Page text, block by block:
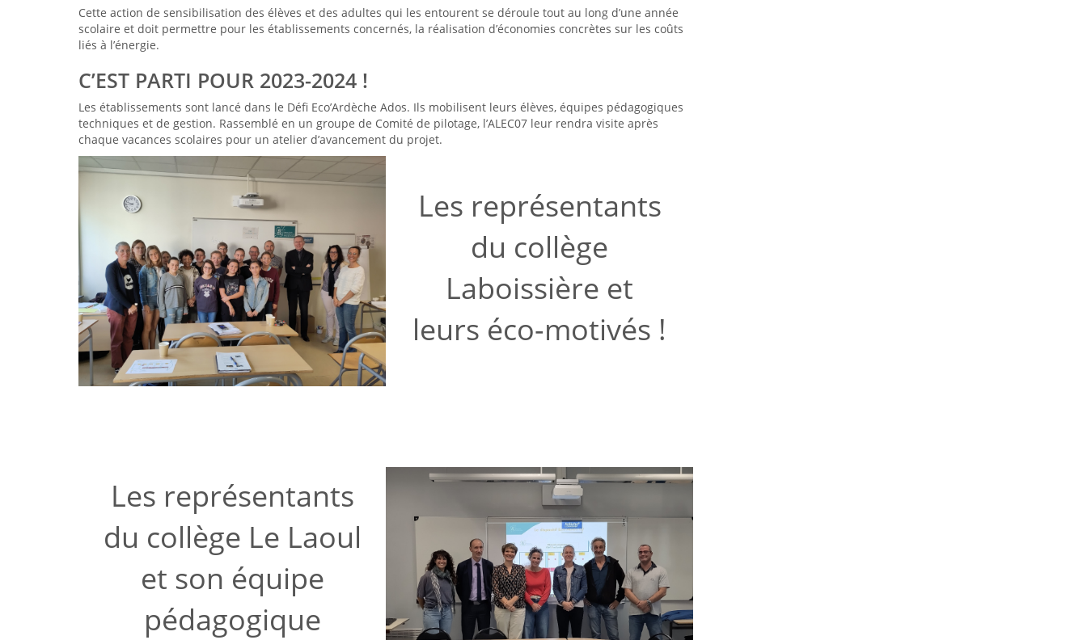
Cette action de sensibilisation des élèves et des adultes qui les entourent se déroule tout au long d’une année
scolaire et doit permettre pour les établissements concernés, la réalisation d’économies concrètes sur les coûts
liés à l’énergie.
C’EST PARTI POUR 2023-2024 !
Les établissements sont lancé dans le Défi Eco’Ardèche Ados. Ils mobilisent leurs élèves, équipes pédagogiques
techniques et de gestion. Rassemblé en un groupe de Comité de pilotage, l’ALEC07 leur rendra visite après
chaque vacances scolaires pour un atelier d’avancement du projet.
Les représentants
du collège
Laboissière et
leurs éco-motivés !
Les représentants
du collège Le Laoul
et son équipe
pédagogique